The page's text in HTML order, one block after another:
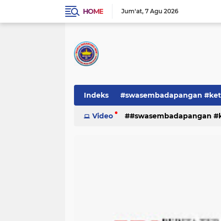
HOME Jum'at 7 Agu 2026
Indeks #swasembadapangan
Pemerintah PEMERINTAHAN
Video #swasembadapangan